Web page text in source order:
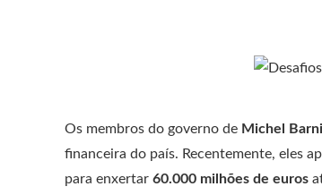
Os membros do governo de Michel
financeira do país. Recentemente, eles
para enxertar 60.000 milhões de euros